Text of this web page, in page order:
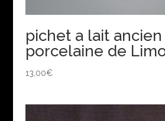
pichet a lait ancien
porcelaine de
13,00€